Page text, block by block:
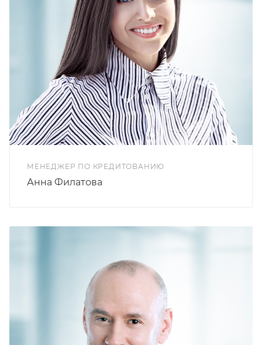
МЕНЕДЖЕР ПО КРЕДИТОВАНИЮ
Анна Филатова